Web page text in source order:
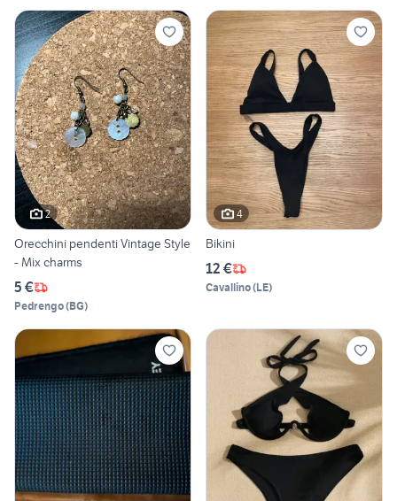
2
Orecchini pendenti Vintage Style
- Mix charms
5 €
Pedrengo(BG)
4
Bikini
12 €
Cavallino(LE)